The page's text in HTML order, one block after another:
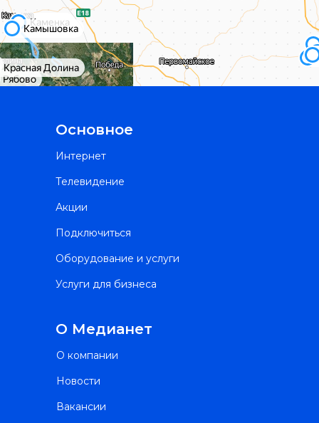
Вакансии
Новости
О компании
О Медианет
Услуги для бизнеса
Оборудование и услуги
Подключиться
Акции
Телевидение
Интернет
Основное